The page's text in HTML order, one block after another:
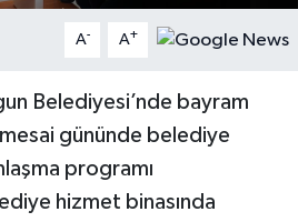
A- A+
Belediyesi’nde bayram
gününde belediye
programı
hizmet binasında